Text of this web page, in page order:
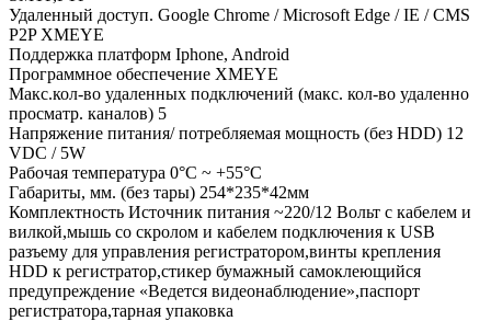
Удаленный доступ. Google Chrome / Microsoft Edge / IE / CMS
P2P XMEYE
Поддержка платформ Iphone, Android
Программное обеспечение XMEYE
Макс.кол-во удаленных подключений (макс. кол-во удаленно
просматр. каналов) 5
Напряжение питания/ потребляемая мощность (без HDD) 12
VDC / 5W
Рабочая температура 0°C ~ +55°C
Габариты, мм. (без тары) 254*235*42мм
Комплектность Источник питания ~220/12 Вольт с кабелем и
вилкой,мышь со скролом и кабелем подключения к USB
разъему для управления регистратором,винты крепления
HDD к регистратор,стикер бумажный самоклеющийся
предупреждение «Ведется видеонаблюдение»,паспорт
регистратора,тарная упаковка